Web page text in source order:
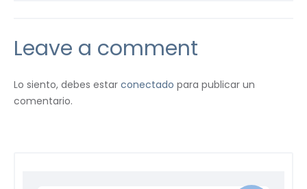
Leave a comment
Lo siento, debes estar conectado para publicar un
comentario.